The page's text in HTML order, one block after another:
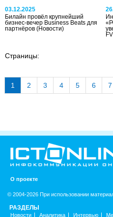
03.12.2025
Билайн провёл крупнейший
бизнес-вечер Business Beats для
партнёров (Новости)
Страницы:
1 2 3 4 5 6 7
О проекте
© 2004-2026 При использовании
РАЗДЕЛЫ
Новости Аналитика Интервью